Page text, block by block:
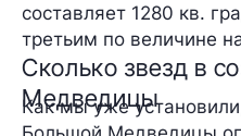
составляет 1280 кв.
третьим по величине
Сколько звезд в
Медведицы
Как мы уже